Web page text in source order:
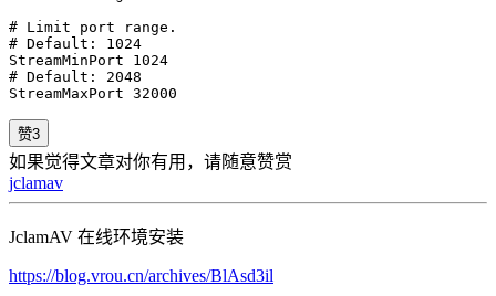
# Limit port range.
# Default: 1024
StreamMinPort 1024
# Default: 2048
StreamMaxPort 32000
赞3
如果觉得文章对你有用，请随意赞赏
jclamav
JclamAV 在线环境安装
https://blog.vrou.cn/archives/BlAsd3il